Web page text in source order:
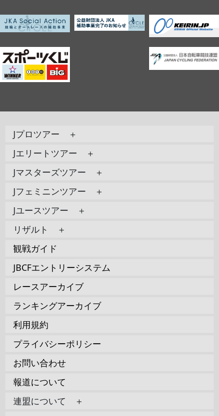
Jプロツアー ＋
Jエリートツアー ＋
Jマスターズツアー ＋
Jフェミニンツアー ＋
Jユースツアー ＋
リザルト ＋
観戦ガイド
JBCFエントリーシステム
レースアーカイブ
ランキングアーカイブ
利用規約
プライバシーポリシー
お問い合わせ
報道について
連盟について ＋